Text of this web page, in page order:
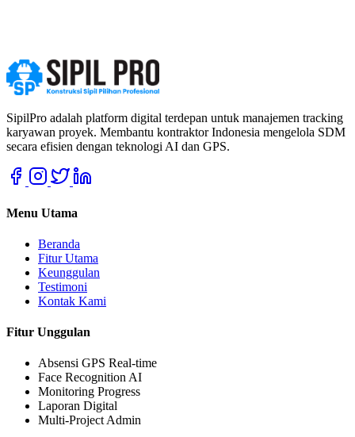
SipilPro adalah platform digital terdepan untuk manajemen tracking
karyawan proyek. Membantu kontraktor Indonesia mengelola SDM
secara efisien dengan teknologi AI dan GPS.
Menu Utama
Beranda
Fitur Utama
Keunggulan
Testimoni
Kontak Kami
Fitur Unggulan
Absensi GPS Real-time
Face Recognition AI
Monitoring Progress
Laporan Digital
Multi-Project Admin